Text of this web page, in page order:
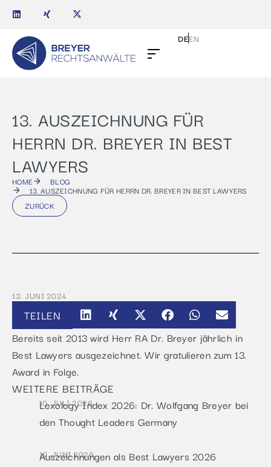
DEEN
13. AUSZEICHNUNG FÜR
HERRN DR. BREYER IN BEST
LAWYERS
HOME BLOG
13. AUSZEICHNUNG FÜR HERRN DR. BREYER IN BEST LAWYERS
ZURÜCK
13. JUNI 2024
TEILEN
Bereits seit 2013 wird Herr RA Dr. Breyer jährlich in
Best Lawyers ausgezeichnet. Wir gratulieren zum 13.
Award in Folge.
WEITERE BEITRÄGE
10. JULI 2026
Lexology Index 2026: Dr. Wolfgang Breyer bei
den Thought Leaders Germany
19. JUNI 2026
Auszeichnungen als Best Lawyers 2026